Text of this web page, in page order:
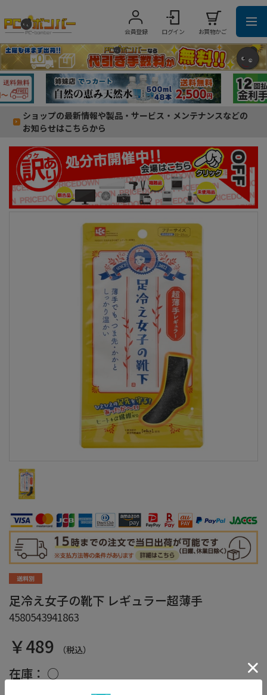
会員登録 ログイン お買物かご
ショップの最新情報や製品・サービス・メンテナンスなどの
お知らせはこちらから
足冷え女子の靴下 レギュラー超薄手
4580543941863
￥489 （税込）
在庫： ○